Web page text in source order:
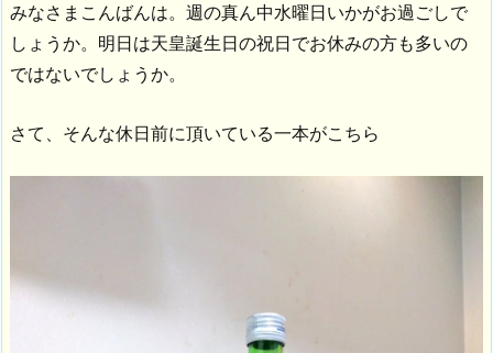
みなさまこんばんは。週の真ん中水曜日いかがお過ごしで
しょうか。明日は天皇誕生日の祝日でお休みの方も多いの
ではないでしょうか。
さて、そんな休日前に頂いている一本がこちら